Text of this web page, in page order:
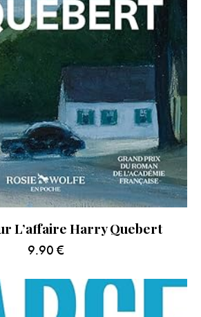
L’affaire Harry Quebert
9.90 €